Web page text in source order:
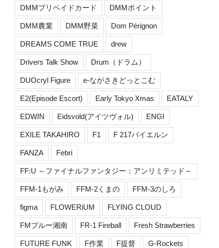
DMMプリペイドカード DMMポイント
DMM農業 DMM野菜 Dom Pérignon
DREAMS COME TRUE drew
Drivers Talk Show Drum（ドラム）
DUOcryl Figure e-ながさきどっとこむ
E2(Episode Escort) Early Tokyo Xmas EATALY
EDWIN Eidsvold(アイツヴォル) ENGI
EXILE TAKAHIRO F1 F 217バイエルン
FANZA Febri
FF:U ～ファイナルファンタジー：アンリミテッド～
FFM-1もがみ FFM-2くまの FFM-3のしろ
figma FLOWERiUM FLYING CLOUD
FMブルー湘南 FR-1 Fireball Fresh Strawberries
FUTURE FUNK F作業 F提督 G-Rockets